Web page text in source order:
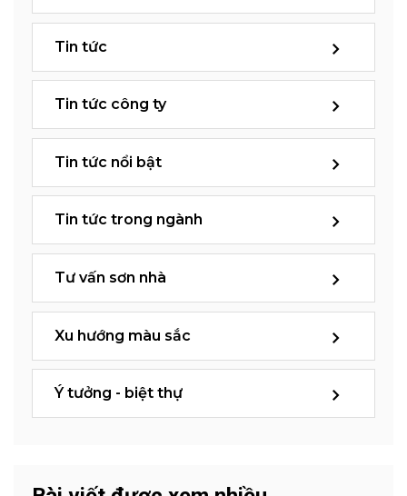
Tin tức
Tin tức công ty
Tin tức nổi bật
Tin tức trong ngành
Tư vấn sơn nhà
Xu hướng màu sắc
Ý tưởng - biệt thự